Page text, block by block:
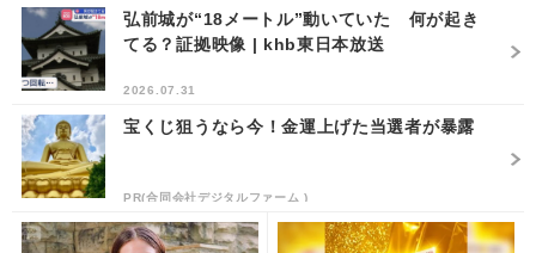
弘前城が“18メートル”動いていた 何が起き
てる？証拠映像 | khb東日本放送
2026.07.31
宝くじ狙うなら今！金運上げた当選者が暴露
PR(合同会社デジタルファーム )